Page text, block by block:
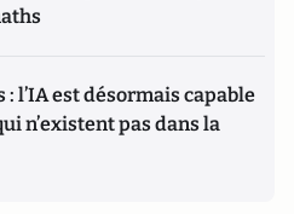
l’IA est désormais capable
n’existent pas dans la